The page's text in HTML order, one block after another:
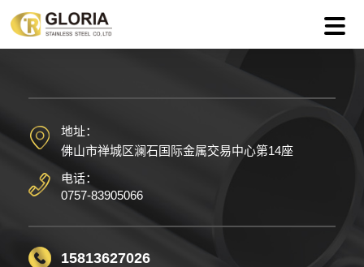
地址：
佛山市禅城区澜石国际金属交易中心第14座
电话：
0757-83905066
15813627026